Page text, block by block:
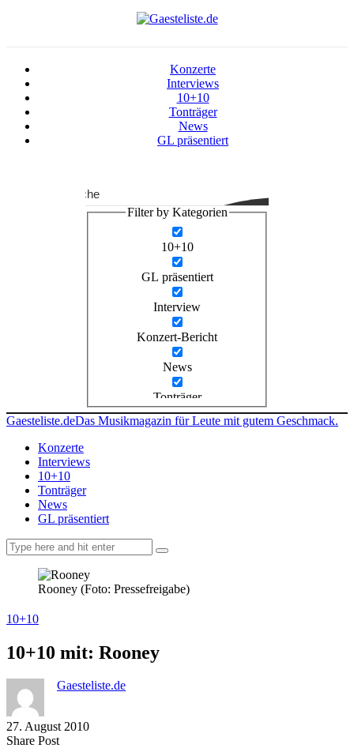
Konzerte
Interviews
10+10
Tonträger
News
GL präsentiert
Suche
Filter by Kategorien
10+10
GL präsentiert
Interview
Konzert-Bericht
News
Tonträger
Gaesteliste.deDas Musikmagazin für Leute mit gutem Geschmack.
Konzerte
Interviews
10+10
Tonträger
News
GL präsentiert
Rooney (Foto: Pressefreigabe)
10+10
10+10 mit: Rooney
Gaesteliste.de
27. August 2010
Share PostShare
Copy
Send